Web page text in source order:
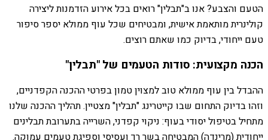
הטעם והצבע? אנו ב"תבלין" רואים בכל אירוע הזדמנות ליצירה
קולינרית מותאמת אישית, ומבטיחים שכל עוף ממולא יספר סיפור
טעם ייחודי, בדיוק כמו שאתם רוצים.
הכנה מקצועית: סודות הטעמים של "תבלין"
ההבדל בין עוף ממולא טוב למצוין טמון בפרטי ההכנה הקפדניים,
וזהו בדיוק התחום שבו קייטרינג "תבלין" מצטיין. תהליך ההכנה שלנו
מתחיל בטיפול יסודי בעוף: ניקוי קפדני, השרייה בתערובת תבלינים
ייחודית (מרינדה) המבטיחה בשר רך ועסיסי וספיגת טעמים עמוקה.